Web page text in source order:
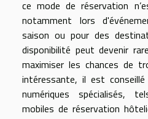
ce mode de réservation
notamment lors
saison ou pour des
disponibilité peut devenir
maximiser les chances de
intéressante, il est
numériques spécialisés,
mobiles de réservation